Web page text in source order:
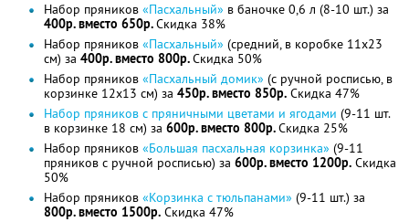
Набор пряников «Пасхальный» в баночке 0,6 л (8-10 шт.) за
400р. вместо 650р.Скидка 38%
Набор пряников «Пасхальный» (средний, в коробке 11х23
см) за 400р. вместо 800р.Скидка 50%
Набор пряников «Пасхальный домик» (с ручной росписью, в
корзинке 12х13 см) за 450р. вместо 850р. Скидка 47%
Набор пряников с пряничными цветами и ягодами (9-11 шт.
в корзинке 18 см) за 600р. вместо 800р.Скидка 25%
Набор пряников «Большая пасхальная корзинка» (9-11
пряников с ручной росписью) за 600р. вместо 1200р. Скидка
50%
Набор пряников «Корзинка с тюльпанами» (9-11 шт.) за
800р. вместо 1500р. Скидка 47%